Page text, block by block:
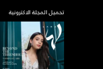
تحميل المجلة الاكترونية